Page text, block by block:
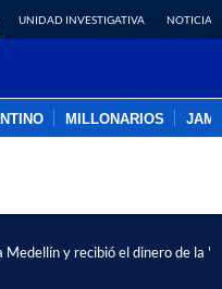
UNIDAD INVESTIGATIVA NOTICIAS
MILLONARIOS
y recibió el dinero de la